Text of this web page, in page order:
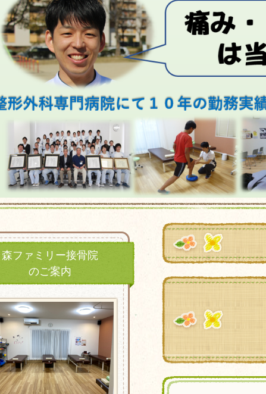
森ファミリー接骨院
のご案内